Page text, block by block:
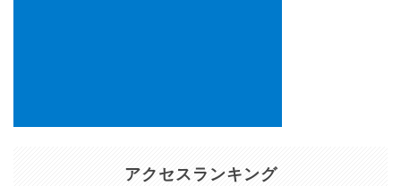
アクセスランキング